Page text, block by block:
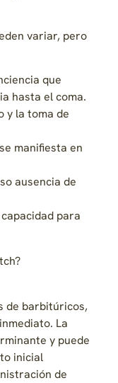
variar, pero
que
hasta el coma.
y la toma de
manifiesta en
ausencia de
para
de barbitúricos,
La
y puede
inicial
de